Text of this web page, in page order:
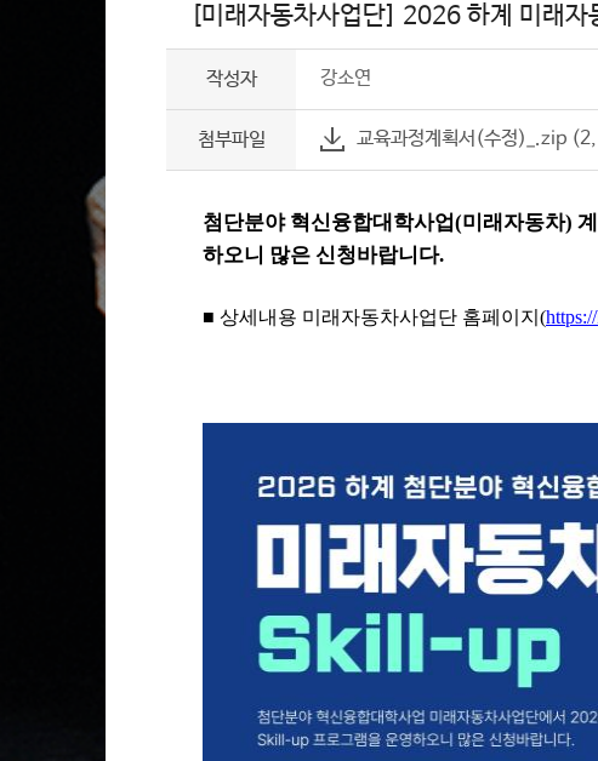
[미래자동차사업단] 2026 하계 미래
작성자 강소연
첨부파일 교육과정계획서(수정)_.zip
첨단분야 혁신융합대학사업(미래자동차)
하오니 많은 신청바랍니다.
■ 상세내용 미래자동차사업단 홈페이지 (